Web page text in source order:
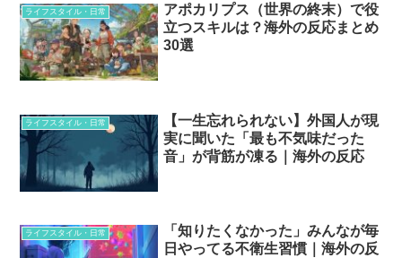
ライフスタイル・日常
アポカリプス（世界の終末）で役
立つスキルは？海外の反応まとめ
30選
ライフスタイル・日常
【一生忘れられない】外国人が現
実に聞いた「最も不気味だった
音」が背筋が凍る｜海外の反応
ライフスタイル・日常
「知りたくなかった」みんなが毎
日やってる不衛生習慣｜海外の反